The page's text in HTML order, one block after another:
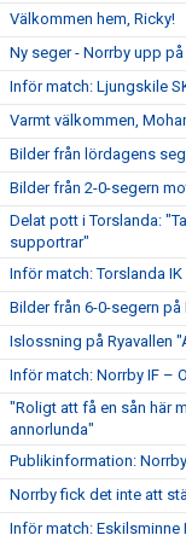
Välkommen hem, Ricky!
Ny seger - Norrby upp
Inför match: Ljungskile
Varmt välkommen,
Bilder från lördagens
Bilder från 2-0-segern
Delat pott i Torslanda:
supportrar"
Inför match: Torslanda
Bilder från 6-0-segern på
Islossning på Ryavallen
Inför match: Norrby IF –
"Roligt att få en sån här
annorlunda"
Publikinformation:
Norrby fick det inte att
Inför match: Eskilsminne